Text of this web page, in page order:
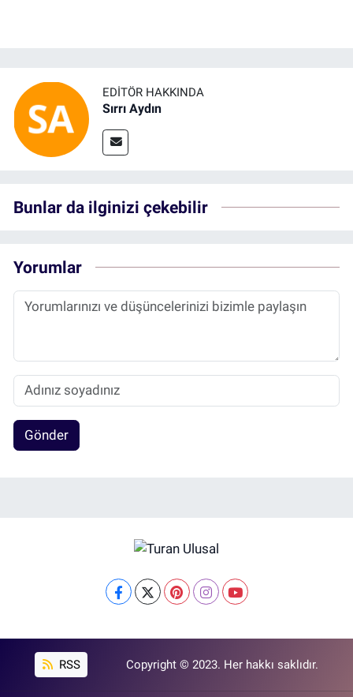
EDITÖR HAKKINDA
Sırrı Aydın
Bunlar da ilginizi çekebilir
Yorumlar
Gönder
RSS Copyright © 2023. Her hakkı saklıdır.